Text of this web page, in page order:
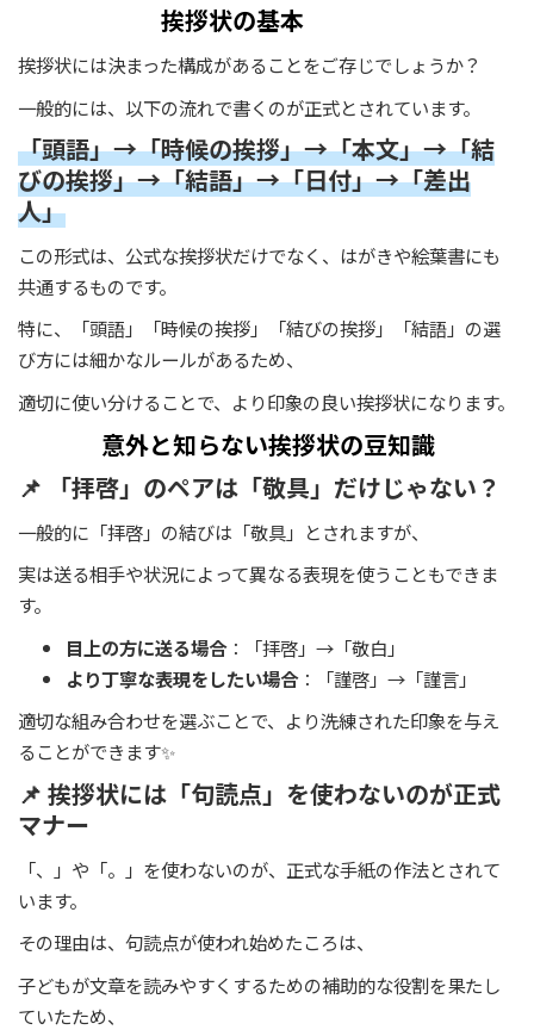
挨拶状の基本
挨拶状には決まった構成があることをご存じでしょうか？
一般的には、以下の流れで書くのが正式とされています。
「頭語」→「時候の挨拶」→「本文」→「結
びの挨拶」→「結語」→「日付」→「差出
人」
この形式は、公式な挨拶状だけでなく、はがきや絵葉書にも
共通するものです。
特に、「頭語」「時候の挨拶」「結びの挨拶」「結語」の選
び方には細かなルールがあるため、
適切に使い分けることで、より印象の良い挨拶状になります。
意外と知らない挨拶状の豆知識
📌 「拝啓」のペアは「敬具」だけじゃない？
一般的に「拝啓」の結びは「敬具」とされますが、
実は送る相手や状況によって異なる表現を使うこともできま
す。
目上の方に送る場合：「拝啓」→「敬白」
より丁寧な表現をしたい場合：「謹啓」→「謹言」
適切な組み合わせを選ぶことで、より洗練された印象を与え
ることができます✨
📌 挨拶状には「句読点」を使わないのが正式
マナー
「、」や「。」を使わないのが、正式な手紙の作法とされて
います。
その理由は、句読点が使われ始めたころは、
子どもが文章を読みやすくするための補助的な役割を果たし
ていたため、